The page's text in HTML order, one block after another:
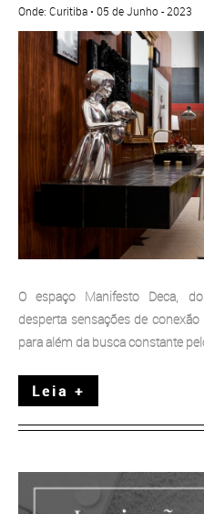
Onde: Curitiba • 05 de Junho - 2023
O espaço Manifesto Deca,
desperta sensações de
para além da busca constante
Leia +